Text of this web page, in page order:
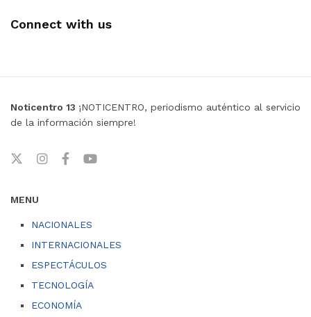
Connect with us
Noticentro 13 ¡NOTICENTRO, periodismo auténtico al servicio
de la información siempre!
MENU
NACIONALES
INTERNACIONALES
ESPECTÁCULOS
TECNOLOGÍA
ECONOMÍA